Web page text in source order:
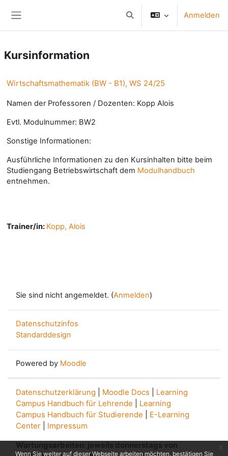
Wenn Sie weiter auf dieser Webseite arbeiten möchten, bestätigen Sie
Sucheingabe umschalten
Anmelden
Kursinformation
Wirtschaftsmathematik (BW - B1), WS 24/25
Namen der Professoren / Dozenten: Kopp Alois
Evtl. Modulnummer: BW2
Sonstige Informationen:
Ausführliche Informationen zu den Kursinhalten bitte beim
Studiengang Betriebswirtschaft dem Modulhandbuch
entnehmen.
Trainer/in: Kopp, Alois
Sie sind nicht angemeldet. (Anmelden)
Datenschutzinfos
Standarddesign
Powered by Moodle
Datenschutzerklärung Moodle Docs
Learning
Campus Handbuch für Lehrende
Learning
Campus Handbuch für Studierende
E-Learning
Center
Impressum
Wartungsarbeiten: jeweils donnerstags von